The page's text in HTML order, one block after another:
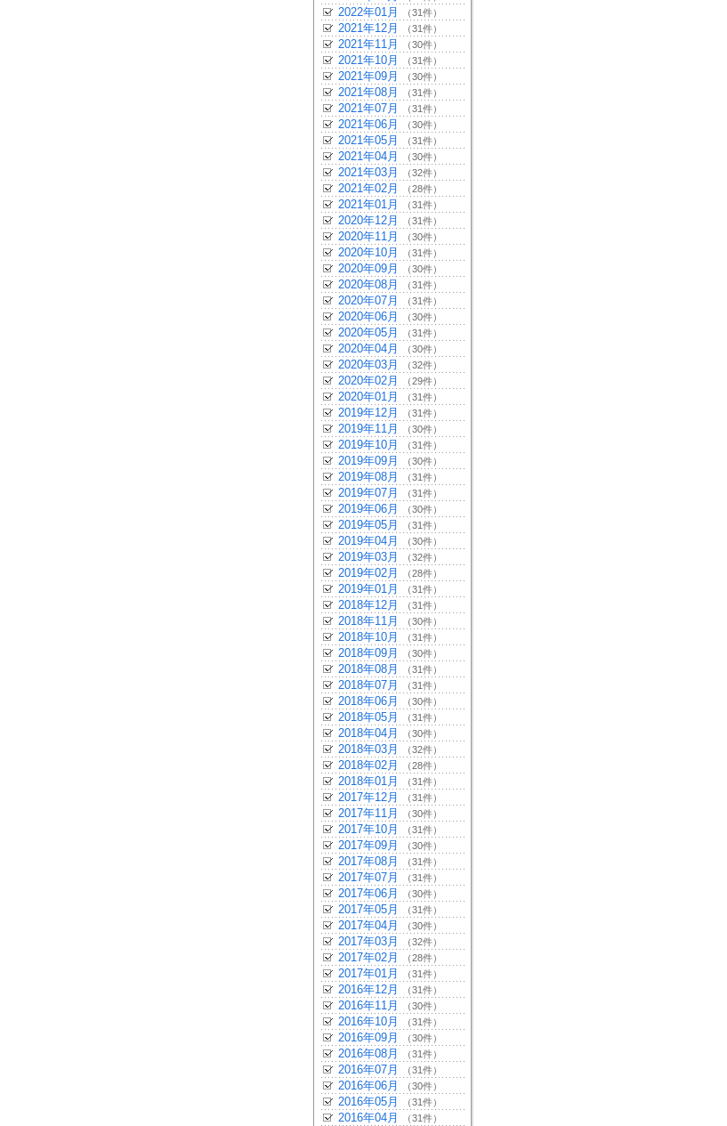
2022年01月 （31件）
2021年12月 （31件）
2021年11月 （30件）
2021年10月 （31件）
2021年09月 （30件）
2021年08月 （31件）
2021年07月 （31件）
2021年06月 （30件）
2021年05月 （31件）
2021年04月 （30件）
2021年03月 （32件）
2021年02月 （28件）
2021年01月 （31件）
2020年12月 （31件）
2020年11月 （30件）
2020年10月 （31件）
2020年09月 （30件）
2020年08月 （31件）
2020年07月 （31件）
2020年06月 （30件）
2020年05月 （31件）
2020年04月 （30件）
2020年03月 （32件）
2020年02月 （29件）
2020年01月 （31件）
2019年12月 （31件）
2019年11月 （30件）
2019年10月 （31件）
2019年09月 （30件）
2019年08月 （31件）
2019年07月 （31件）
2019年06月 （30件）
2019年05月 （31件）
2019年04月 （30件）
2019年03月 （32件）
2019年02月 （28件）
2019年01月 （31件）
2018年12月 （31件）
2018年11月 （30件）
2018年10月 （31件）
2018年09月 （30件）
2018年08月 （31件）
2018年07月 （31件）
2018年06月 （30件）
2018年05月 （31件）
2018年04月 （30件）
2018年03月 （32件）
2018年02月 （28件）
2018年01月 （31件）
2017年12月 （31件）
2017年11月 （30件）
2017年10月 （31件）
2017年09月 （30件）
2017年08月 （31件）
2017年07月 （31件）
2017年06月 （30件）
2017年05月 （31件）
2017年04月 （30件）
2017年03月 （32件）
2017年02月 （28件）
2017年01月 （31件）
2016年12月 （31件）
2016年11月 （30件）
2016年10月 （31件）
2016年09月 （30件）
2016年08月 （31件）
2016年07月 （31件）
2016年06月 （30件）
2016年05月 （31件）
2016年04月 （31件）